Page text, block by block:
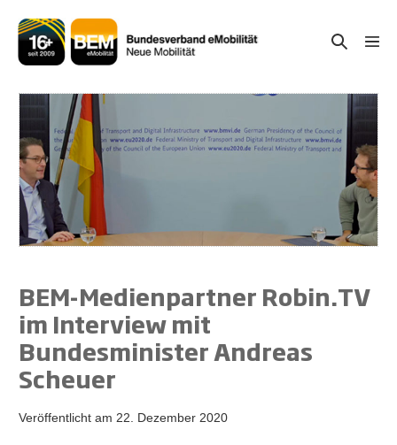
Inhalt
springen
Suche-
BEM-Medienpartner Robin.TV
im Interview mit
Bundesminister Andreas
Scheuer
Veröffentlicht am 22. Dezember 2020